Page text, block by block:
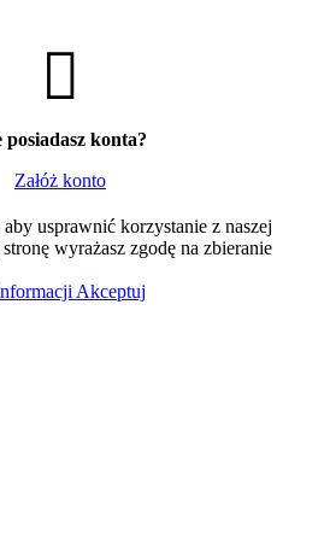
posiadasz konta?
Załóż konto
usprawnić korzystanie z naszej
wyrażasz zgodę na zbieranie
Akceptuj